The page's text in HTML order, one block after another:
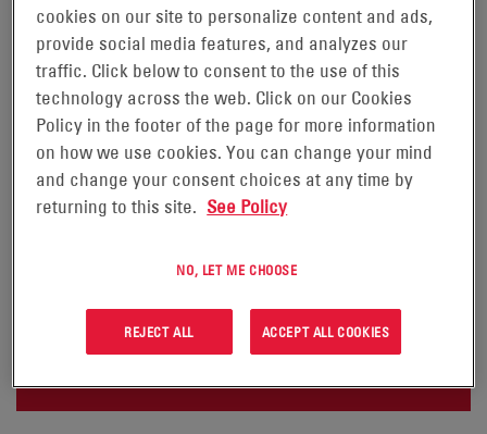
AKUMULATORY GENESIS® EP
Wysokiej jakości akumulatory Genesis® EP są
wykonane w technologii cienkich płyt z czystego
ołowiu (TPPL), co zapewnia większą moc na mniejszej
powierzchni. Akumulatory Genesis EP są odpowiednie
zastosowań i są bezpieczne dla środowisk ludzkich,
takich jak biura czy szpitale.
ZŁÓŻ ZAPYTANIE OFERTOWE
cookies on our site to personalize content and ads,
provide social media features, and analyzes our
traffic. Click below to consent to the use of this
technology across the web. Click on our Cookies
Policy in the footer of the page for more information
on how we use cookies. You can change your mind
and change your consent choices at any time by
returning to this site. See Policy
NO, LET ME CHOOSE
REJECT ALL ACCEPT ALL COOKIES